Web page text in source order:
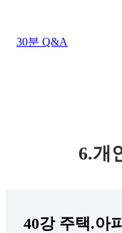
30분 Q&A
6.개
40강 주택.아